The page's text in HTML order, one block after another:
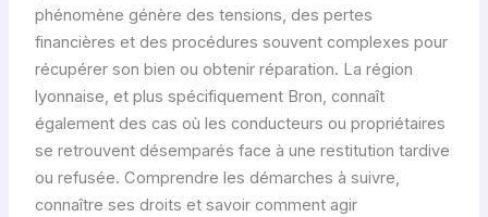
phénomène génère des tensions, des pertes
financières et des procédures souvent complexes pour
récupérer son bien ou obtenir réparation. La région
lyonnaise, et plus spécifiquement Bron, connaît
également des cas où les conducteurs ou propriétaires
se retrouvent désemparés face à une restitution tardive
ou refusée. Comprendre les démarches à suivre,
connaître ses droits et savoir comment agir